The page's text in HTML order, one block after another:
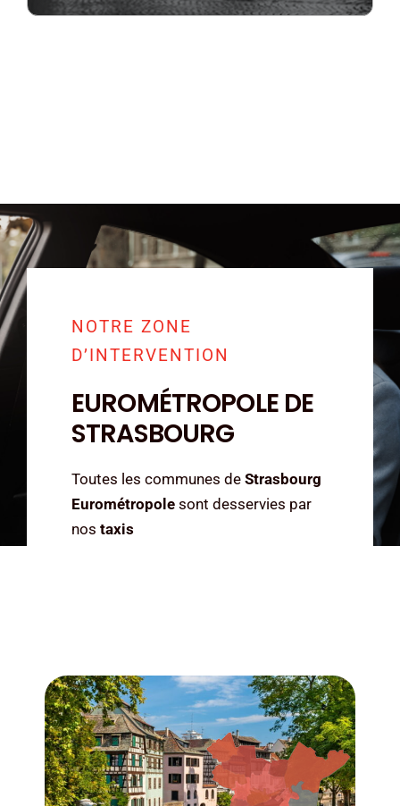
NOTRE ZONE
D’INTERVENTION
EUROMÉTROPOLE DE
STRASBOURG
Toutes les communes de Strasbourg
Eurométropolesont desservies par
nos taxis